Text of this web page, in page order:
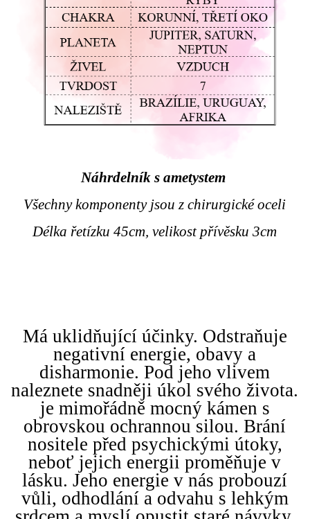
Náhrdelník s ametystem
Všechny komponenty jsou z chirurgické oceli
Délka řetízku 45cm, velikost přívěsku 3cm
Má uklidňující účinky. Odstraňuje
negativní energie, obavy a
disharmonie. Pod jeho vlivem
naleznete snadněji úkol svého života.
je mimořádně mocný kámen s
obrovskou ochrannou silou. Brání
nositele před psychickými útoky,
neboť jejich energii proměňuje v
lásku. Jeho energie v nás probouzí
vůli, odhodlání a odvahu s lehkým